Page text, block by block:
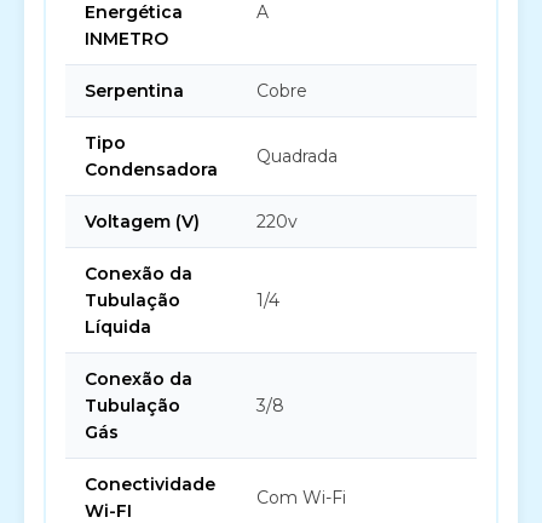
Energética
INMETRO
A
Serpentina Cobre
Tipo
Condensadora
Quadrada
Voltagem (V) 220v
Conexão da
Tubulação
Líquida
1/4
Conexão da
Tubulação
Gás
3/8
Conectividade
Wi-FI
Com Wi-Fi